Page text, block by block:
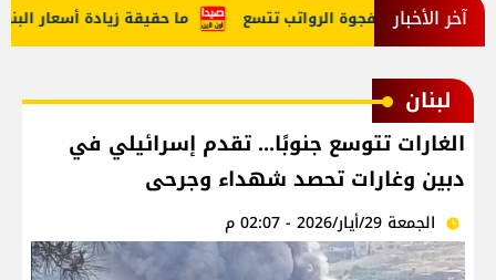
آخر الأخبار ما حقيقة زيادة أسعار البنزين؟ والمواطن... فجوة الرواتب تتسع
لبنان
الغارات تتوسع جنوبًا... تقدم إسرائيلي في
دبين وغارات تحصد شهداء وجرحى
الجمعة 29/أيار/2026 - 02:07 م